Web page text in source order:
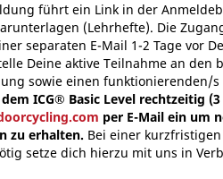
führt ein Link in der
(Lehrhefte). Die
separaten E-Mail 1-2 Tage vor
Deine aktive Teilnahme an
sowie einen funktionierenden/s
ICG® Basic Level rechtzeitig
per E-Mail ein um
zu erhalten. Bei einer
setze dich hierzu mit uns in